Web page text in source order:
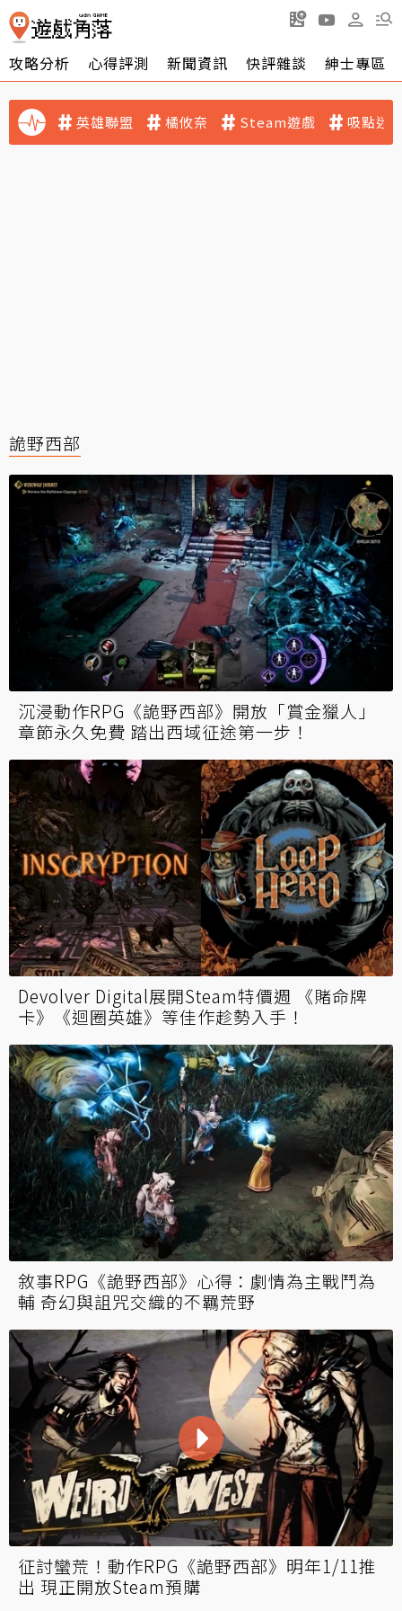
攻略分析 心得評測 新聞資訊 快評雜談 紳士專區
英雄聯盟 橘攸奈 Steam遊戲 吸點迷
詭野西部
沉浸動作RPG《詭野西部》開放「賞金獵人」
章節永久免費 踏出西域征途第一步！
Devolver Digital展開Steam特價週 《賭命牌
卡》《迴圈英雄》等佳作趁勢入手！
敘事RPG《詭野西部》心得：劇情為主戰鬥為
輔 奇幻與詛咒交織的不羈荒野
征討蠻荒！動作RPG《詭野西部》明年1/11推
出 現正開放Steam預購